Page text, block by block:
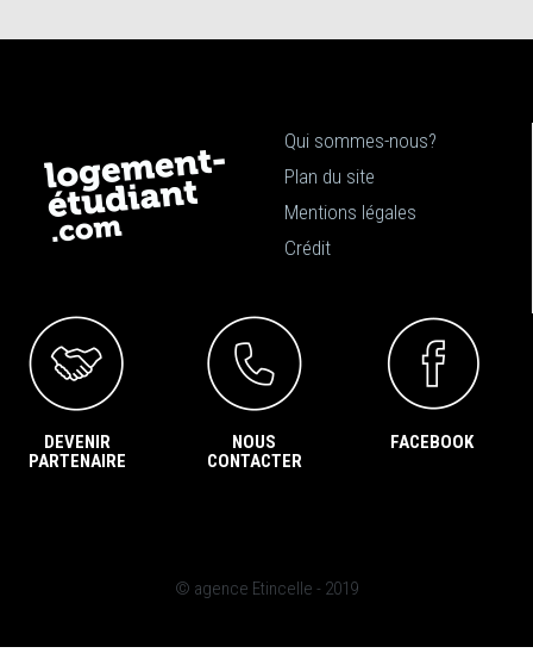
Qui sommes-nous?
Plan du site
Mentions légales
Crédit
DEVENIR
PARTENAIRE
NOUS
CONTACTER
FACEBOOK
© agence Etincelle - 2019